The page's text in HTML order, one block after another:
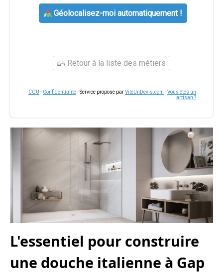
Géolocalisez-moi automatiquement !
Retour à la liste des métiers
CGU - Confidentialité- Service proposé parViteUnDevis.com -Vous êtes un
artisan ?
L'essentiel pour construire
une douche italienne à Gap